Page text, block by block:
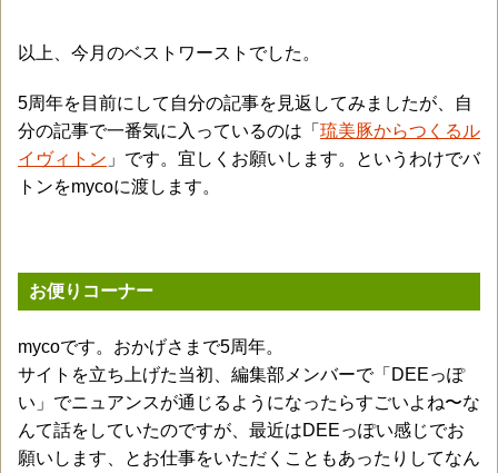
以上、今月のベストワーストでした。
5周年を目前にして自分の記事を見返してみましたが、自
分の記事で一番気に入っているのは「 琉美豚からつくるル
イヴィトン 」です。宜しくお願いします。というわけでバ
トンをmycoに渡します。
お便りコーナー
mycoです。おかげさまで5周年。
サイトを立ち上げた当初、編集部メンバーで「DEEっぽ
い」でニュアンスが通じるようになったらすごいよね〜な
んて話をしていたのですが、最近はDEEっぽい感じでお
願いします、とお仕事をいただくこともあったりしてなん